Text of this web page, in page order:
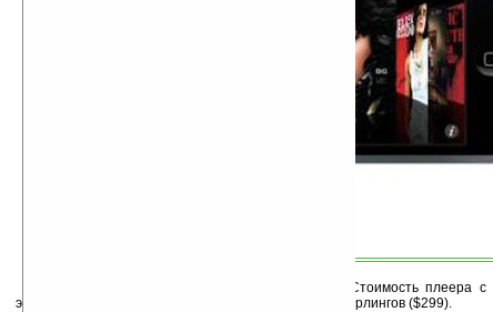
Отличный плеер с поддержкой сетей WiFi. Стоимость плеера
экраном и 8 ГБ памяти составляет 200,63 фунтов стерлингов ($299).